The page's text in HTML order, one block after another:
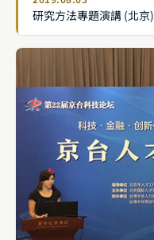
研究方法專題演講 (北京)